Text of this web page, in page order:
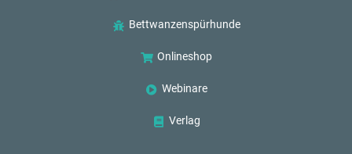
Bettwanzenspürhunde
Onlineshop
Webinare
Verlag